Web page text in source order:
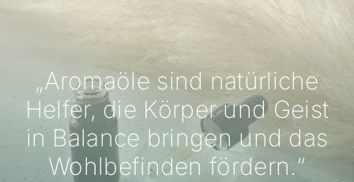
„Aromaöle sind natürliche
Helfer, die Körper und Geist
in Balance bringen und das
Wohlbefinden fördern.“